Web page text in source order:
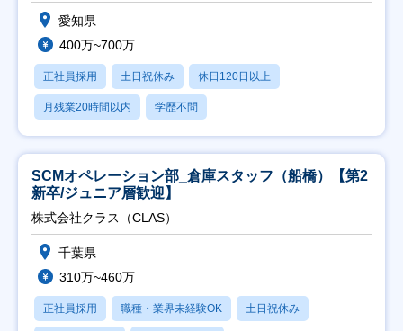
愛知県
400万~700万
正社員採用 土日祝休み 休日120日以上
月残業20時間以内 学歴不問
SCMオペレーション部_倉庫スタッフ（船橋）【第2
新卒/ジュニア層歓迎】
株式会社クラス（CLAS）
千葉県
310万~460万
正社員採用 職種・業界未経験OK 土日祝休み